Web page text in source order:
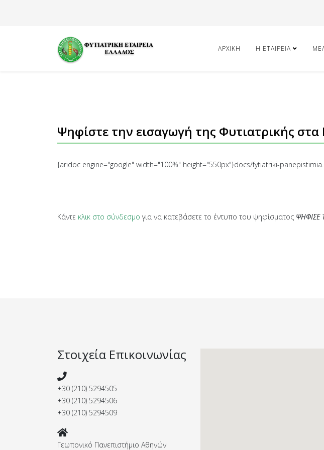
ΑΡΧΙΚΉ Η ΕΤΑΙΡΕΊΑ
Ψηφίστε την εισαγωγή της Φυτιατρικής
{aridoc engine="google" width="100%" height="550px"}docs/fytiatriki-
Κάντε κλικ στο σύνδεσμο για να κατεβάσετε το έντυπο του ψηφίσματος ΨΗΦΙΣΕ
Στοιχεία Επικοινωνίας
+30 (210) 5294505
+30 (210) 5294506
+30 (210) 5294509
Γεωπονικό Πανεπιστήμιο Αθηνών